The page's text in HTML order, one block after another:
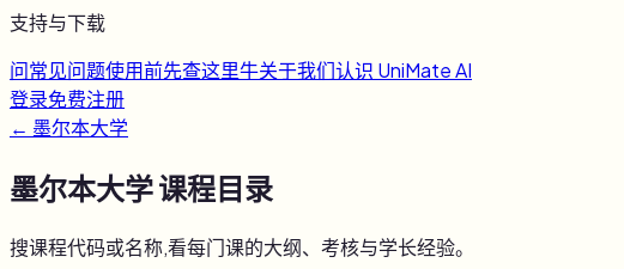
支持与下载
问常见问题使用前先查这里牛关于我们认识 UniMate AI
登录免费注册
← 墨尔本大学
墨尔本大学课程目录
搜课程代码或名称,看每门课的大纲、考核与学长经验。